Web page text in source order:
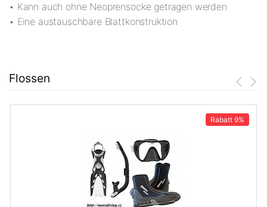
• Kann auch ohne Neoprensocke getragen werden
• Eine austauschbare Blattkonstruktion
Flossen
Rabatt 9%